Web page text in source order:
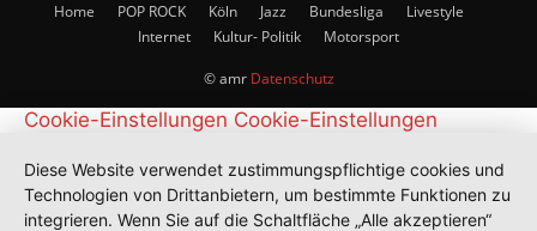
Home POP ROCK Köln Jazz Bundesliga
Livestyle
Internet
Kultur- Politik Motorsport
© amr Datenschutz
Cookie-Einstellungen Cookie-Einstellungen
Diese Website verwendet zustimmungspflichtige cookies und
Technologien von Drittanbietern, um bestimmte Funktionen zu
integrieren. Wenn Sie auf die Schaltfläche „Alle akzeptieren“